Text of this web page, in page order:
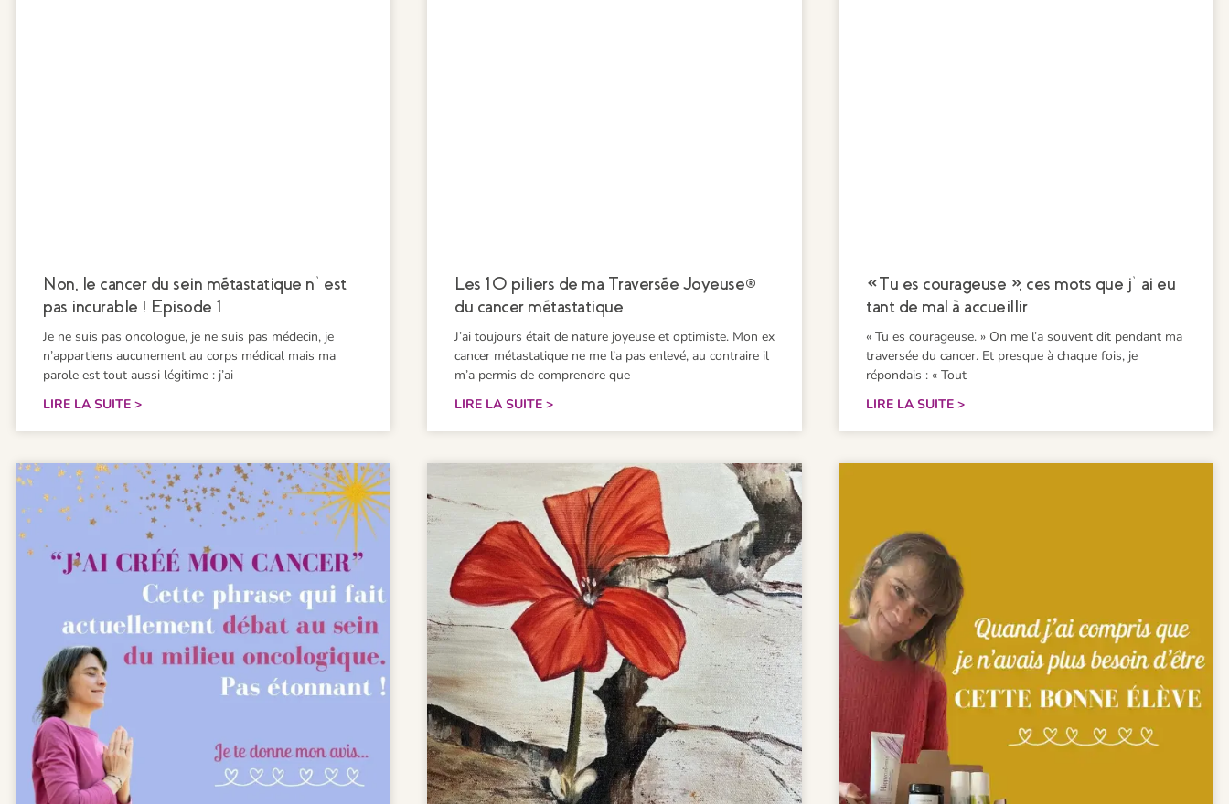
Non, le cancer du sein métastatique n’est
pas incurable ! Episode 1
Je ne suis pas oncologue, je ne suis pas médecin, je
n’appartiens aucunement au corps médical mais ma
parole est tout aussi légitime : j’ai
LIRE LA SUITE >
Les 10 piliers de ma Traversée Joyeuse®
du cancer métastatique
J’ai toujours était de nature joyeuse et optimiste. Mon ex
cancer métastatique ne me l’a pas enlevé, au contraire il
m’a permis de comprendre que
LIRE LA SUITE >
« Tu es courageuse », ces mots que j’ai eu
tant de mal à accueillir
« Tu es courageuse. » On me l’a souvent dit pendant ma
traversée du cancer. Et presque à chaque fois, je
répondais : « Tout
LIRE LA SUITE >